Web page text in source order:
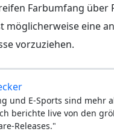
Farbumfang über
möglicherweise eine
vorzuziehen.
und E-Sports sind mehr
berichte live von den
Releases."